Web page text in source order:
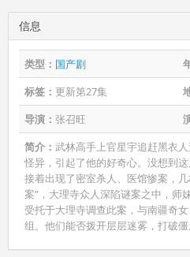
信息
类型： 国产剧
标签： 更新第27集
导演： 张召旺
简介： 武林高手上官星宇追赶黑衣
怪异，引起了他的好奇心。没想到
接着出现了密室杀人、医馆惨案，
案”，大理寺众人深陷谜案之中，师
受托于大理寺调查此案，与南疆奇
组。他们能否拨开层层迷雾，打破